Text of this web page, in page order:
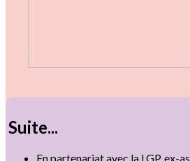
Suite...
En partenariat avec la LGP, ex-